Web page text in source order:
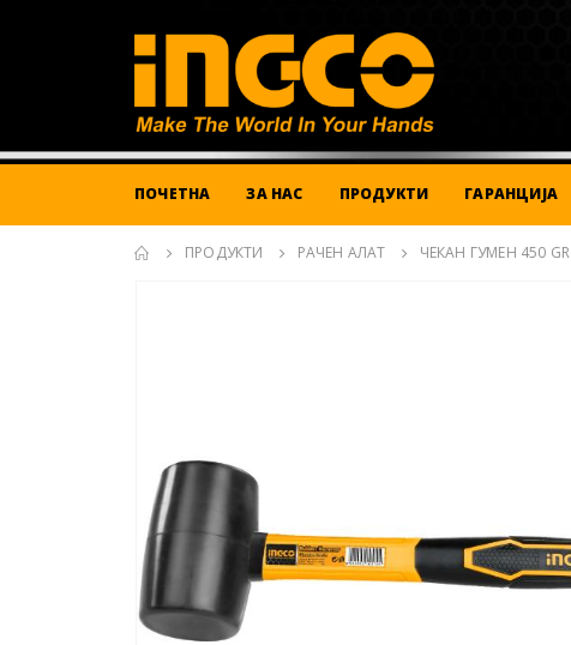
ПОЧЕТНА ЗА НАС ПРОДУКТИ ГАРАНЦИЈА
ПРОДУКТИ РАЧЕН АЛАТ ЧЕКАН ГУМЕН 450 GR